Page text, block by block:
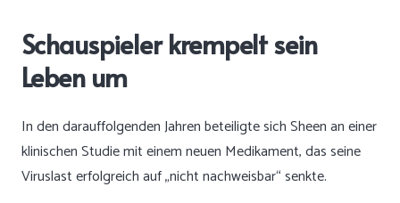
Schauspieler krempelt sein
Leben um
In den darauffolgenden Jahren beteiligte sich Sheen an einer
klinischen Studie mit einem neuen Medikament, das seine
Viruslast erfolgreich auf „nicht nachweisbar“ senkte.